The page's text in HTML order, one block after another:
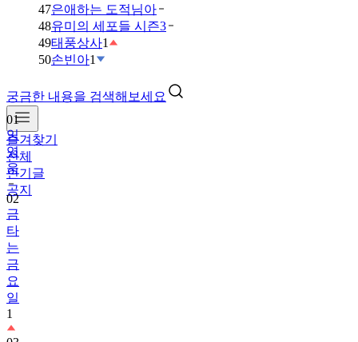
47은애하는 도적님아
48유미의 세포들 시즌3
49태풍상사1
50손빈아1
궁금한 내용을 검색해보세요
즐겨찾기
전체
인기글
공지
01
임
영
웅
02
금
타
는
금
요
일
1